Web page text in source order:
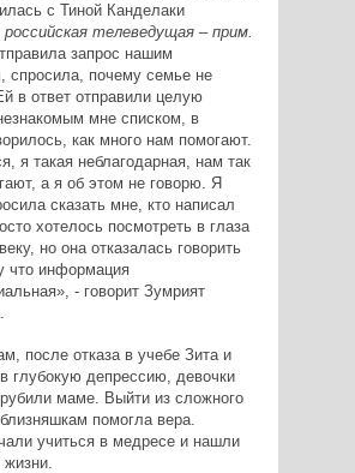
с Тиной Канделаки
телеведущая – прим.
запрос нашим
спросила, почему семье не
в ответ отправили целую
мне списком, в
как много нам помогают.
я такая неблагодарная, нам так
а я об этом не говорю. Я
сказать мне, кто написал
хотелось посмотреть в глаза
но она отказалась говорить
что информация
- говорит Зумрият
после отказа в учебе Зита и
глубокую депрессию, девочки
маме. Выйти из сложного
помогла вера.
учиться в медресе и нашли
жизни.